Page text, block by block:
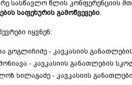
სასწავლო წლის კონფერენციის
საფეხურის გამოწვევები.
იყვნენ:
გოგლიჩიძე - კავკასიის
- კავკასიის განათლების
სილაგაძე - კავკასიის